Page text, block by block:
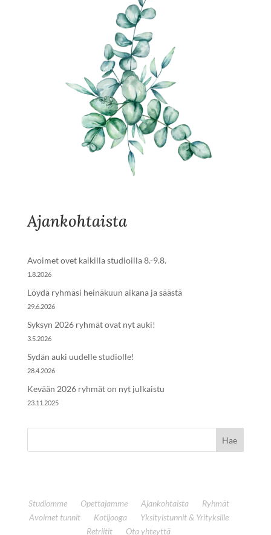
Ajankohtaista
Avoimet ovet kaikilla studioilla 8.-9.8.
1.8.2026
Löydä ryhmäsi heinäkuun aikana ja säästä
29.6.2026
Syksyn 2026 ryhmät ovat nyt auki!
3.5.2026
Sydän auki uudelle studiolle!
28.4.2026
Kevään 2026 ryhmät on nyt julkaistu
23.11.2025
Studiomme Opettajamme Ajankohtaista
Ryhmät
Avoimet tunnit
Kotijooga
Yksityistunnit & Yrityksille
Retriitit
Ota yhteyttä